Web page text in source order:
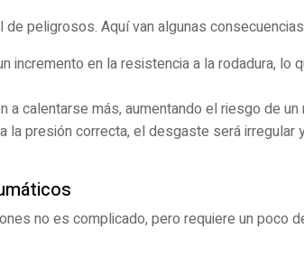
peligrosos. Aquí van algunas
incremento en la resistencia a la rodadura, lo
calentarse más, aumentando el riesgo de un
la presión correcta, el desgaste será irregular
no es complicado, pero requiere un poco